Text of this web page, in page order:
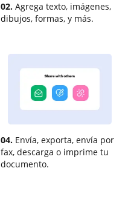
02. Agrega texto, imágenes,
dibujos, formas, y más.
04. Envía, exporta, envía por
fax, descarga o imprime tu
documento.